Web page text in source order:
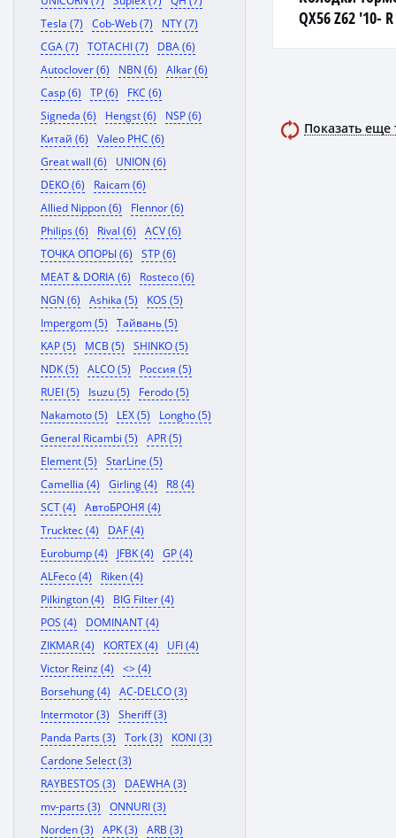
Tesla (7)
Cob-Web (7)
NTY (7)
CGA (7)
TOTACHI (7)
DBA (6)
Autoclover (6)
NBN (6)
Alkar (6)
Casp (6)
TP (6)
FKC (6)
Signeda (6)
Hengst (6)
NSP (6)
Китай (6)
Valeo PHC (6)
Great wall (6)
UNION (6)
DEKO (6)
Raicam (6)
Allied Nippon (6)
Flennor (6)
Philips (6)
Rival (6)
ACV (6)
ТОЧКА ОПОРЫ (6)
STP (6)
MEAT & DORIA (6)
Rosteco (6)
NGN (6)
Ashika (5)
KOS (5)
Impergom (5)
Тайвань (5)
KAP (5)
MCB (5)
SHINKO (5)
NDK (5)
ALCO (5)
Россия (5)
RUEI (5)
Isuzu (5)
Ferodo (5)
Nakamoto (5)
LEX (5)
Longho (5)
General Ricambi (5)
APR (5)
Element (5)
StarLine (5)
Camellia (4)
Girling (4)
R8 (4)
SCT (4)
АвтоБРОНЯ (4)
Trucktec (4)
DAF (4)
Eurobump (4)
JFBK (4)
GP (4)
ALFeco (4)
Riken (4)
Pilkington (4)
BIG Filter (4)
POS (4)
DOMINANT (4)
ZIKMAR (4)
KORTEX (4)
UFI (4)
Victor Reinz (4)
<> (4)
Borsehung (4)
AC-DELCO (3)
Intermotor (3)
Sheriff (3)
Panda Parts (3)
Tork (3)
KONI (3)
Cardone Select (3)
RAYBESTOS (3)
DAEWHA (3)
mv-parts (3)
ONNURI (3)
Norden (3)
APK (3)
ARB (3)
QX56 Z62 '10- R
Показать еще